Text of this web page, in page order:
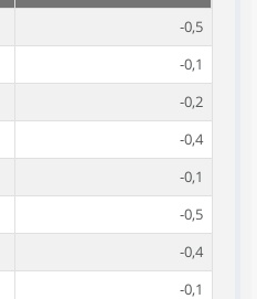
-0,5
-0,1
-0,2
-0,4
-0,1
-0,5
-0,4
-0,1